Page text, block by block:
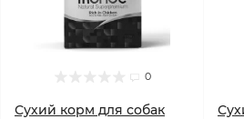
0
Сухий корм для собак